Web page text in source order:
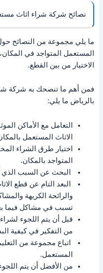
نصائح شركة شراء اثاث
ما يلي مجموعة من النصائح حول
المستعمل المتواجد في
الاختيار من بين القطع.
فمن أهم ما تنصحك به شركة
بالرياض ما يلي:
التعامل مع الأماكن
الاثاث المستعمل
اختيار طرق الشراء
المتواجد بالمكان.
البحث عن السبب الذي
البعد التام عن قطع
والرائحة الكريهة
تسبب في مشاكل فيما
قبل أن يتم اللجوء
من التفكير في كيفية
اتباع مجموعة من
المستعمل.
من الأفضل أن يتم